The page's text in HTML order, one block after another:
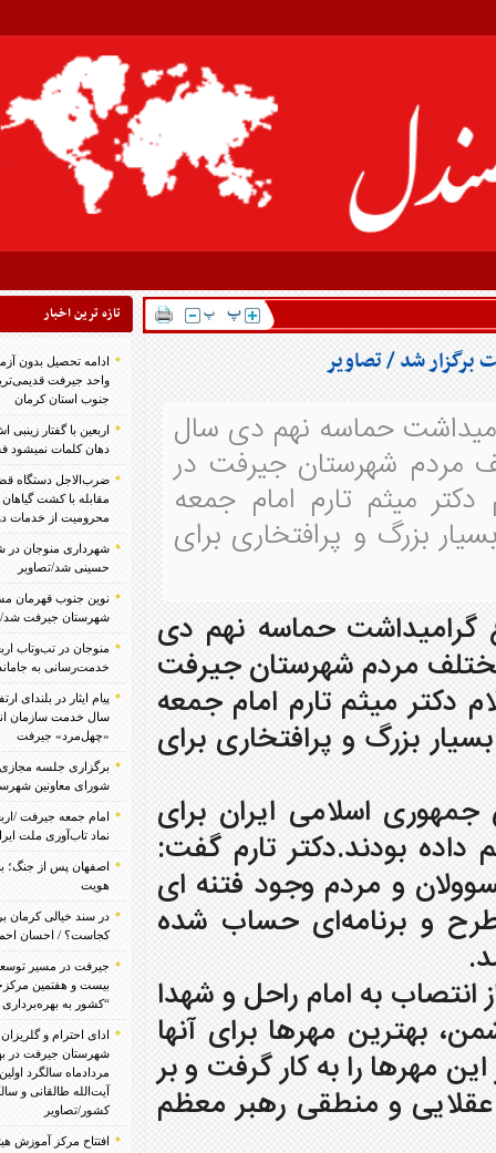
نهم دی سال
جیرفت در
امام جمعه
برای
نهم دی
جیرفت
امام جمعه
برای
ایران برای
تارم گفت:
فتنه ای
حساب شده
راحل و شهدا
برای آنها
مهرها را به کار گرفت و بر
رهبر معظم
تازه ترين اخبار
ادامه تحصیل بدون آزمون در دانشگاه آزاد اسلامی
واحد جیرفت قدیمی‌ترین و بزرگ‌ترین دانشگاه
اربعین با گفتار زینبی اش به جهانیان آموخت دست بر
دهان کلمات نمیشود فشرد اربعین/ رضا محمودی
ضرب‌الاجل دستگاه قضایی رودبار جنوب برای
مقابله با کشت گیاهان ممنوعه/ از قطع انشعابات تا
محرومیت از خدمات دولتی
شهرداری منوجان در شب اربعین میزبان جاماندگان
نوین جنوب قهرمان مسابقات فوتبال زیر ۱۲ سال
شهرستان جیرفت شد/تصاویر
منوجان در تب‌وتاب اربعین؛ آخرین هماهنگی‌ها برای
خدمت‌رسانی به جاماندگان حسینی انجام شد
پیام ایثار در بلندای ارتفاع؛ برافراشته شدن پرچم ۵۲
سال خدمت سازمان انتقال خون ایران بر فراز قله
«چهل‌مرد» جیرفت
برگزاری جلسه مجازی شورای معاونین اداره کل و
شورای معاونین شهرستان جیرفت ویژه پروژه مهر
امام جمعه جیرفت /اربعین مظهر اقتدار حسینی و
نماد تاب‌آوری ملت ایران در برابر دشمن/تصاویر
اصفهان پس از جنگ؛ بازسازی یک شهر، احیای یک
هویت
در سند خیالی کرمان بر فراز، جایگاه کشاورزی
کجاست؟ / احسان احمدی
جیرفت در مسیر توسعه عدالت سلامت/ یکصد و
بیست و هفتمین مرکزجامع سلامت روان” سراج
“کشور به بهره‌برداری رسید/تصاویر
ادای احترام و گلریزان مرقد مطهر شهدای
شهرستان جیرفت در بهشت زهرا به مناسبت پنجم
مردادماه سالگرد اولین نماز جمعه کشور به امامت
آیت‌الله طالقانی و سالگرد عملیات مرصاد در غرب
کشور/تصاویر
افتتاح مرکز آموزش هیئت‌امنایی مهارت‌های معدنی